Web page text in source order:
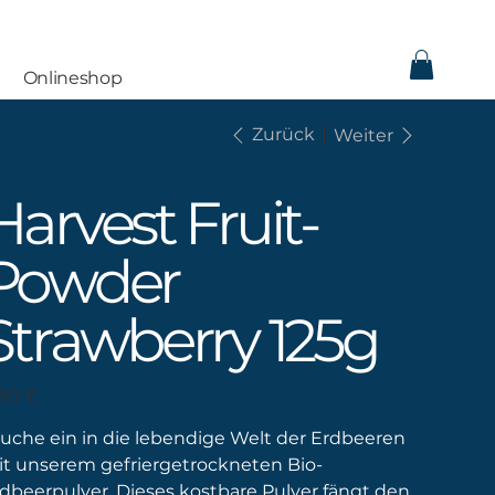
Onlineshop
Zurück Weiter
Fruit-
125g
€
ein in die lebendige Welt der Erdbeeren
unserem gefriergetrockneten Bio-
Dieses kostbare Pulver fängt den